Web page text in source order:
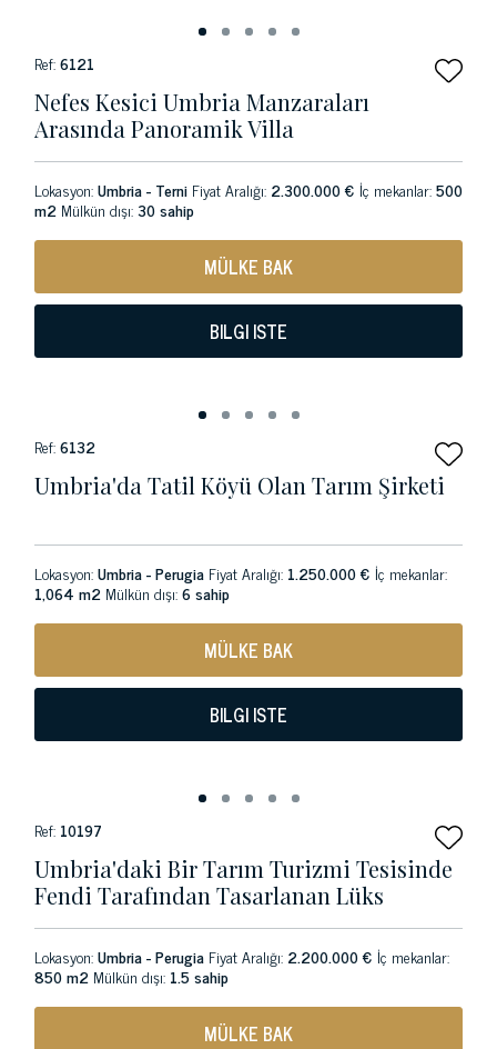
Ref:6121
Nefes Kesici Umbria Manzaraları
Arasında Panoramik Villa
Lokasyon:Umbria - Terni Fiyat Aralığı: 2.300.000 € İç mekanlar:500
m2 Mülkün dışı:30 sahip
MÜLKE BAK
BILGI ISTE
Ref:6132
Umbria'da Tatil Köyü Olan Tarım Şirketi
Lokasyon:Umbria - Perugia Fiyat Aralığı: 1.250.000 € İç mekanlar:
1,064 m2 Mülkün dışı:6 sahip
MÜLKE BAK
BILGI ISTE
Ref: 10197
Umbria'daki Bir Tarım Turizmi Tesisinde
Fendi Tarafından Tasarlanan Lüks
Lokasyon:Umbria - Perugia Fiyat Aralığı: 2.200.000 € İç mekanlar:
850 m2 Mülkün dışı: 1.5 sahip
MÜLKE BAK